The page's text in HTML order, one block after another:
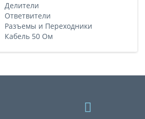
Делители
Ответвители
Разъемы и Переходники
Кабель 50 Ом